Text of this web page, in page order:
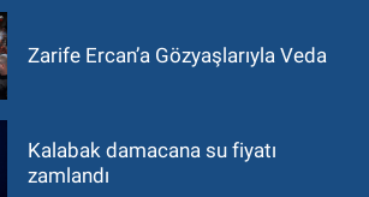
Zarife Ercan’a Gözyaşlarıyla Veda
Kalabak damacana su fiyatı
zamlandı